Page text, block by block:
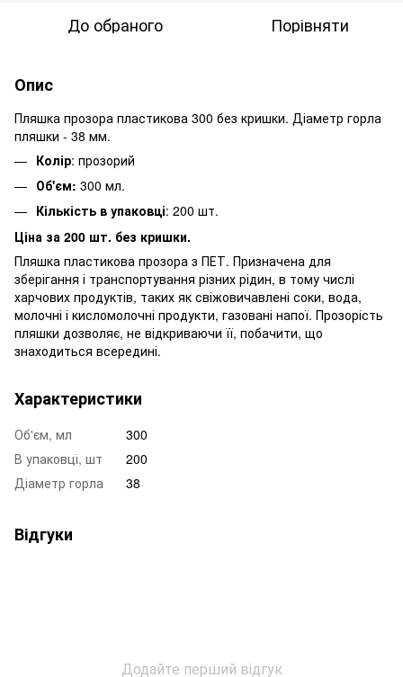
До обраного Порівняти
Опис
Пляшка прозора пластикова 300 без кришки. Діаметр горла
пляшки - 38 мм.
Колір: прозорий
Об'єм: 300 мл.
Кількість в упаковці: 200 шт.
Ціна за 200 шт. без кришки.
Пляшка пластикова прозора з ПЕТ. Призначена для
зберігання і транспортування різних рідин, в тому числі
харчових продуктів, таких як свіжовичавлені соки, вода,
молочні і кисломолочні продукти, газовані напої. Прозорість
пляшки дозволяє, не відкриваючи її, побачити, що
знаходиться всередині.
Характеристики
Об'єм, мл
300
В упаковці, шт
200
Діаметр горла
38
Відгуки
Додайте перший відгук